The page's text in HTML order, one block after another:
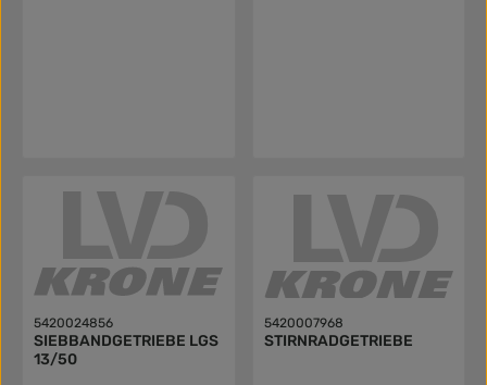
5420024856
SIEBBANDGETRIEBE LGS
13/50
5420007968
STIRNRADGETRIEBE